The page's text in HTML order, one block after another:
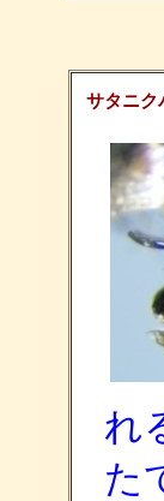
サタニク
れ
た